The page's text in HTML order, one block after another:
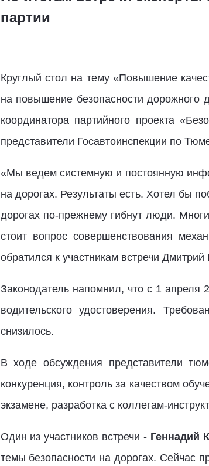
партии
Круглый стол на тему «Повышение
на повышение безопасности дорожного
координатора партийного проекта
представители Госавтоинспекции по
«Мы ведем системную и постоянную
на дорогах. Результаты есть. Хотел бы
дорогах по-прежнему гибнут люди.
стоит вопрос совершенствования
обратился к участникам встречи Дмитрий
Законодатель напомнил, что с 1 апреля
водительского удостоверения.
снизилось.
В ходе обсуждения представители
конкуренция, контроль за качеством
экзамене, разработка с коллегам-
Один из участников встречи - Геннадий
темы безопасности на дорогах. Сейчас